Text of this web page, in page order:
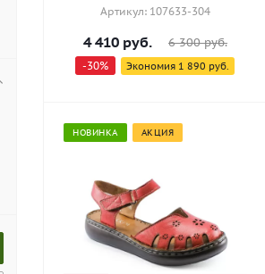
Артикул: 107633-304
4 410 руб. 6 300руб.
-30% Экономия 1 890 руб.
НОВИНКА АКЦИЯ